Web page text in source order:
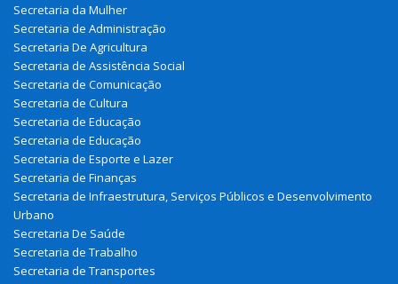
Secretaria da Mulher
Secretaria de Administração
Secretaria De Agricultura
Secretaria de Assistência Social
Secretaria de Comunicação
Secretaria de Cultura
Secretaria de Educação
Secretaria de Educação
Secretaria de Esporte e Lazer
Secretaria de Finanças
Secretaria de Infraestrutura, Serviços Públicos e Desenvolvimento
Urbano
Secretaria De Saúde
Secretaria de Trabalho
Secretaria de Transportes